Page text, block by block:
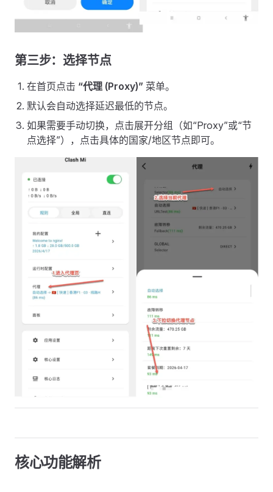
第三步：选择节点
在首页点击 “代理 (Proxy)” 菜单。
默认会自动选择延迟最低的节点。
如果需要手动切换，点击展开分组（如“Proxy”或“节
点选择”），点击具体的国家/地区节点即可。
核心功能解析